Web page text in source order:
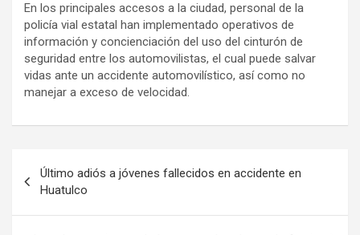
En los principales accesos a la ciudad, personal de la
policía vial estatal han implementado operativos de
información y concienciación del uso del cinturón de
seguridad entre los automovilistas, el cual puede salvar
vidas ante un accidente automovilístico, así como no
manejar a exceso de velocidad.
Navegación
de
entradas
Último adiós a jóvenes fallecidos en accidente en
Huatulco